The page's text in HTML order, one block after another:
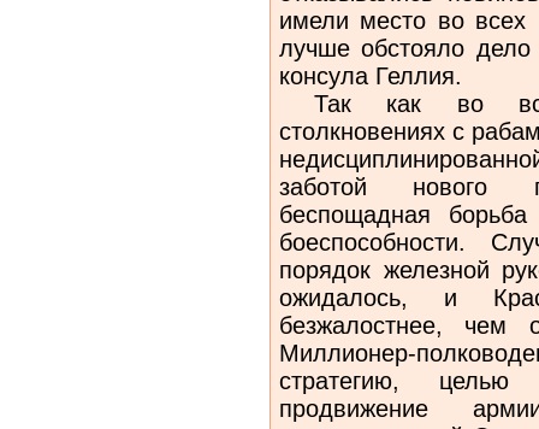
имели место во
лучше обстояло
консула Геллия.
Так как во
столкновениях с
заботой нового
беспощадная
боеспособности.
порядок железной
ожидалось, и
безжалостнее, чем
Миллионер-
стратегию, целью
продвижение